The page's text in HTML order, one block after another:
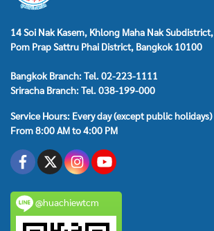
14 Soi Nak Kasem, Khlong Maha Nak Subdistrict,
Pom Prap Sattru Phai District, Bangkok 10100
Bangkok Branch: Tel. 02-223-1111
Sriracha Branch: Tel. 038-199-000
Service Hours: Every day (except public holidays)
From 8:00 AM to 4:00 PM
@huachiewtcm